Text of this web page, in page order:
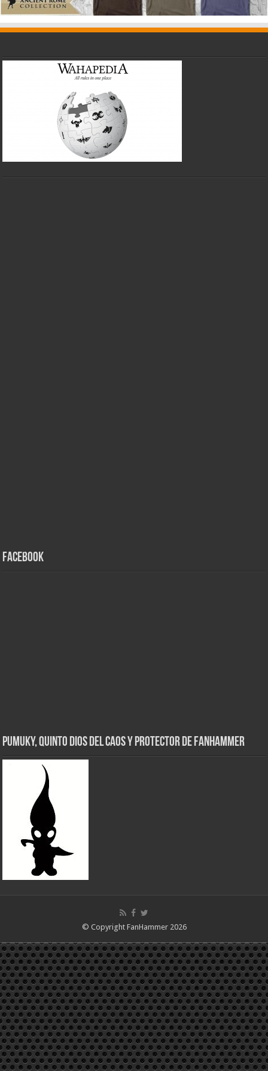
Facebook
Pumuky, Quinto Dios del Caos y Protector de FanHammer
© Copyright FanHammer 2026